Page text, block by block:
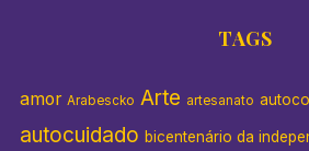
TAGS
amor Arabescko Arte artesanato
autocuidado bicentenário da